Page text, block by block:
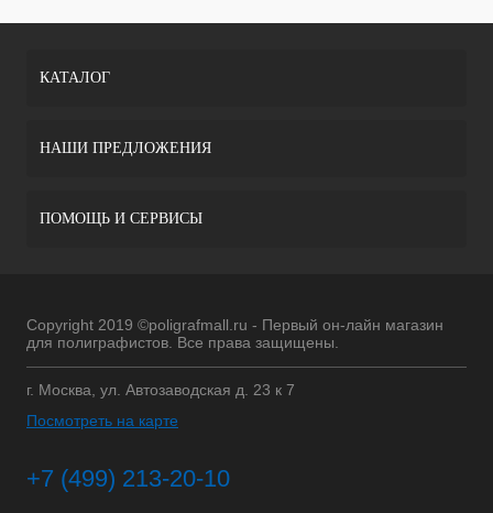
КАТАЛОГ
НАШИ ПРЕДЛОЖЕНИЯ
ПОМОЩЬ И СЕРВИСЫ
Copyright 2019 ©poligrafmall.ru - Первый он-лайн магазин
для полиграфистов. Все права защищены.
г. Москва, ул. Автозаводская д. 23 к 7
Посмотреть на карте
+7 (499) 213-20-10